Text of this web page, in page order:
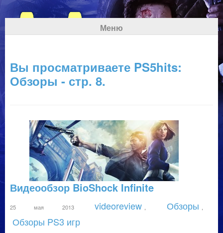
Меню
Вы просматриваете PS5hits:
Обзоры - стр. 8.
Видеообзор BioShock Infinite
25 мая 2013 videoreview Обзоры
Обзоры PS3 игр